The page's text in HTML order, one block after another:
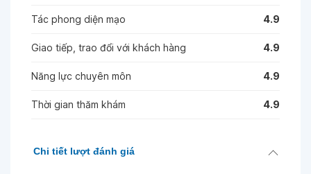
Tác phong diện mạo 4.9
Giao tiếp, trao đổi với khách hàng 4.9
Năng lực chuyên môn 4.9
Thời gian thăm khám 4.9
Chi tiết lượt đánh giá